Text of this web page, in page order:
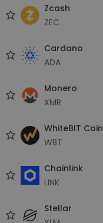
Zcash
ZEC
Cardano
ADA
Monero
XMR
WhiteBIT Coin
WBT
Chainlink
LINK
Stellar